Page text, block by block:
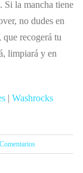
Si la mancha tiene
no dudes en
que recogerá tu
limpiará y en
| Washrocks